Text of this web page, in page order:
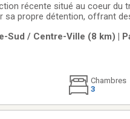
récente situé au coeur du
sa propre détention, offrant
Sud / Centre-Ville (8 km) |
Chambres
3